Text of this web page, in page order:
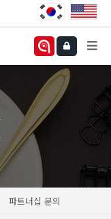
파트너십 문의